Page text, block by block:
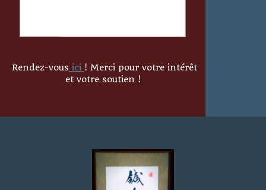
Rendez-vous ici ! Merci pour votre intérêt
et votre soutien !